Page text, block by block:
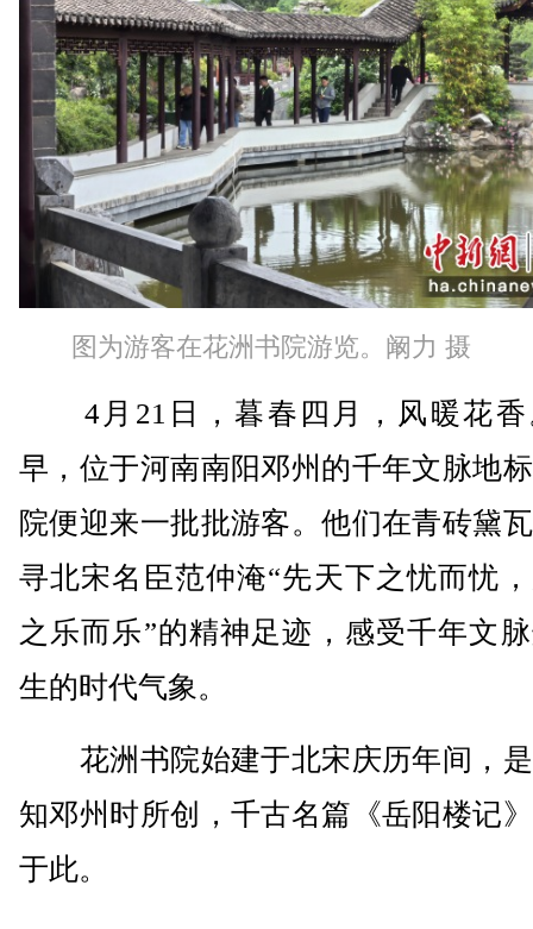
图为游客在花洲书院游览。阚力 摄
4月21日，暮春四月，风暖花香
早，位于河南南阳邓州的千年文脉地
院便迎来一批批游客。他们在青砖黛
寻北宋名臣范仲淹“先天下之忧而忧
之乐而乐”的精神足迹，感受千年文
生的时代气象。
花洲书院始建于北宋庆历年间，
知邓州时所创，千古名篇《岳阳楼记
于此。